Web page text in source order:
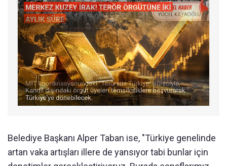
Belediye Başkanı Alper Taban ise, "Türkiye genelinde
artan vaka artışları illere de yansıyor tabi bunlar için